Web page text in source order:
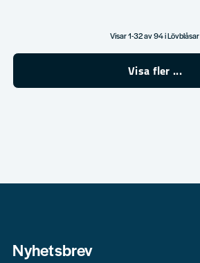
Visar 1-32 av 94 i Lövblåsar
Visa fler ...
Nyhetsbrev